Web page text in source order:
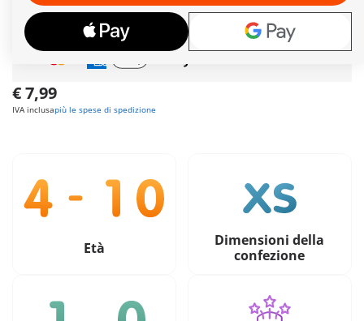
Spedizione gratuitaper ordini da49,90€
Pagamento sicuro
e flessibile
€ 7,99
IVA inclusapiù le spese di spedizione
Età
Dimensioni della
confezione